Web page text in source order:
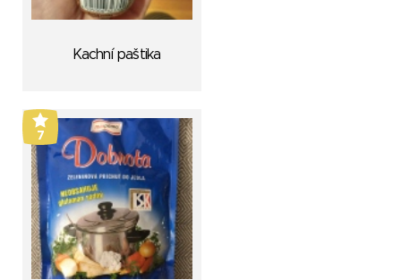
Kachní paštika
7